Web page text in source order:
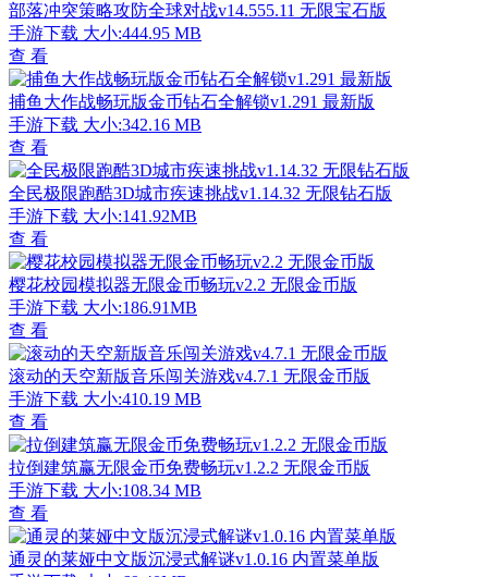
部落冲突策略攻防全球对战v14.555.11 无限宝石版
手游下载 大小:444.95 MB
查 看
捕鱼大作战畅玩版金币钻石全解锁v1.291 最新版
手游下载 大小:342.16 MB
查 看
全民极限跑酷3D城市疾速挑战v1.14.32 无限钻石版
手游下载 大小:141.92MB
查 看
樱花校园模拟器无限金币畅玩v2.2 无限金币版
手游下载 大小:186.91MB
查 看
滚动的天空新版音乐闯关游戏v4.7.1 无限金币版
手游下载 大小:410.19 MB
查 看
拉倒建筑赢无限金币免费畅玩v1.2.2 无限金币版
手游下载 大小:108.34 MB
查 看
通灵的莱娅中文版沉浸式解谜v1.0.16 内置菜单版